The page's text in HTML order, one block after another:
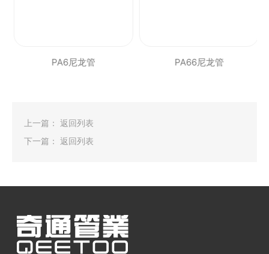
PA6尼龙管 PA66尼龙管
上一篇： 返回列表
下一篇： 返回列表